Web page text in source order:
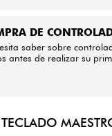
DE
saber sobre
antes de realizar su
TECLADO